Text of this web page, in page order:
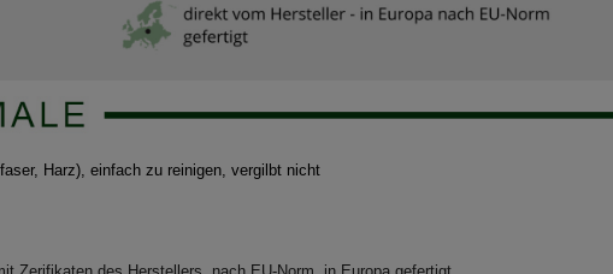
Harz), einfach zu reinigen, vergilbt nicht